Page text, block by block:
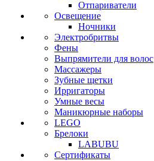
Отпариватели
Освещение
Ночники
Электробритвы
Фены
Выпрямители для волос
Массажеры
Зубные щетки
Ирригаторы
Умные весы
Маникюрные наборы
LEGO
Брелоки
LABUBU
Сертификаты